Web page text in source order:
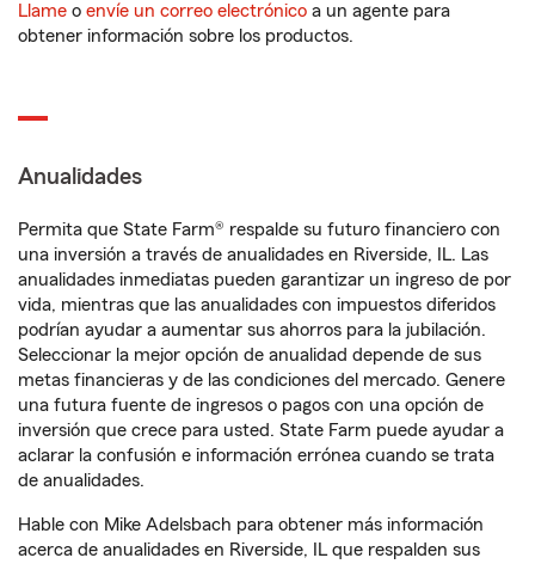
Llame o envíe un correo electrónico a un agente para
obtener información sobre los productos.
Anualidades
Permita que State Farm® respalde su futuro financiero con
una inversión a través de anualidades en Riverside, IL. Las
anualidades inmediatas pueden garantizar un ingreso de por
vida, mientras que las anualidades con impuestos diferidos
podrían ayudar a aumentar sus ahorros para la jubilación.
Seleccionar la mejor opción de anualidad depende de sus
metas financieras y de las condiciones del mercado. Genere
una futura fuente de ingresos o pagos con una opción de
inversión que crece para usted. State Farm puede ayudar a
aclarar la confusión e información errónea cuando se trata
de anualidades.
Hable con Mike Adelsbach para obtener más información
acerca de anualidades en Riverside, IL que respalden sus